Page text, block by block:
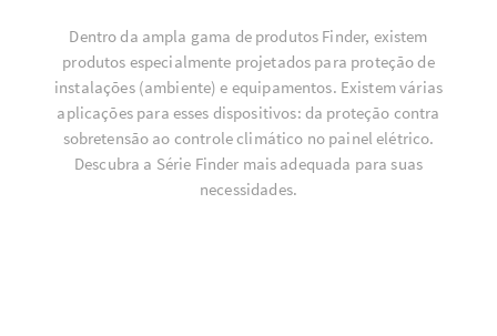
Dentro da ampla gama de produtos Finder, existem
produtos especialmente projetados para proteção de
instalações (ambiente) e equipamentos. Existem várias
aplicações para esses dispositivos: da proteção contra
sobretensão ao controle climático no painel elétrico.
Descubra a Série Finder mais adequada para suas
necessidades.